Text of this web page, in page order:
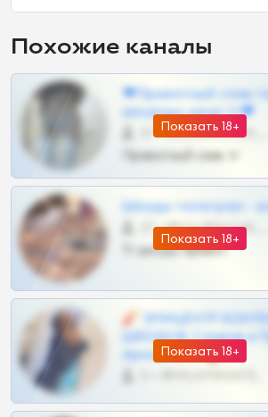
Похожие каналы
Показать 18+
❤Приватный слив
шкодных шкур тг❤
57 •
Приватный слив тг
Показать 18+
Шкоды телеграм -
27 •
Тг шкоды приват
Показать 18+
🧨 ЭПИЦЕНТР
ШКОДОВ Сливов и
Архивов ТГ 🔞💎